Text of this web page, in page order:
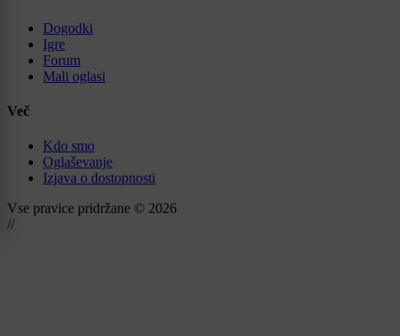
Dogodki
Igre
Forum
Mali oglasi
Več
Kdo smo
Oglaševanje
Izjava o dostopnosti
Vse pravice pridržane © 2026
//